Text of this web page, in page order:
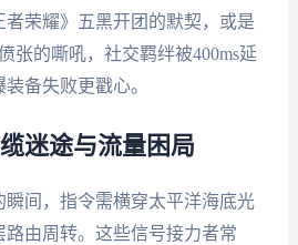
荣耀》五黑开团的默契，或是
张的嘶吼，社交羁绊被400ms延
备失败更戳心。
迷途与流量困局
间，指令需横穿太平洋海底光
由周转。这些信号接力者常